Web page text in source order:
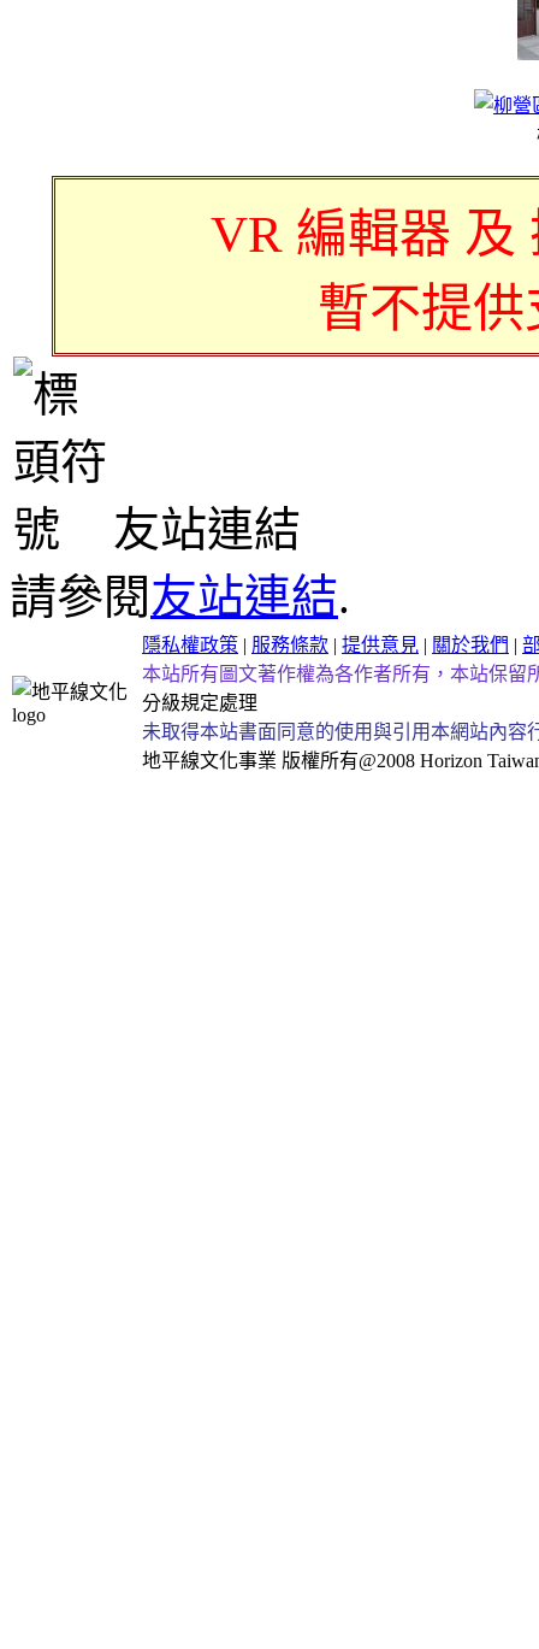
VR 編輯器 及
暫不提
友站連結
請參閱友站連結.
隱私權政策 | 服務條款 | 提供意見 | 關於我們 |
本站所有圖文著作權為各作者所有，本站保留
分級規定處理
未取得本站書面同意的使用與引用本網站內
地平線文化事業 版權所有@2008 Horizon